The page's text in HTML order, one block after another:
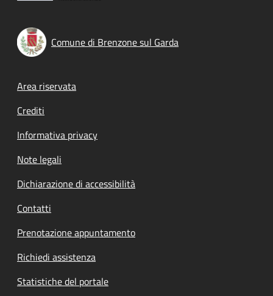
Comune di Brenzone sul Garda
Footer menu
Area riservata
Crediti
Informativa privacy
Note legali
Dichiarazione di accessibilità
Contatti
Prenotazione appuntamento
Richiedi assistenza
Statistiche del portale